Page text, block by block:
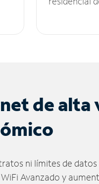
de alta
ni límites de datos
Avanzado y